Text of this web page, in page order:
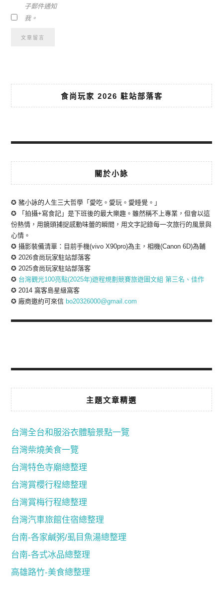
子郵件通知
我。
食尚玩家 2026 駐站部落客
關於小詠
✪ 豬小詠的人生三大哲學「愛吃。愛玩。愛睡覺。」
✪ 「拍攝+寫食記」是下班後的最大樂趣。雖然稱不上專業，但會以這
份熱情，用鏡頭捕捉感動味蕾的瞬間，用文字記錄每一次旅行的風景與
心情。
✪ 攝影裝備清單：目前手機(vivo X90pro)為主，相機(Canon 6D)為輔
✪ 2026食尚玩家駐站部落客
✪ 2025食尚玩家駐站部落客
✪ 台灣觀光100亮點(2025年)遊程規劃競賽旅遊圖文組 第三名、佳作
✪ 2014 窩客島星級窩客
✪ 廠商邀約可來信 bo20326000@gmail.com
主題文章精選
台灣全台和服浴衣體驗景點一覽
台灣柴燒美食一覽
台灣特色寺廟總整理
台灣賞櫻行程總整理
台灣賞梅行程總整理
台灣汽車旅館住宿總整理
台南-各家鹹粥/虱目魚湯總整理
台南-各式冰品總整理
高雄路竹-美食總整理